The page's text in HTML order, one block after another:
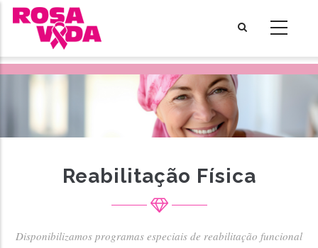
Skip
content
Reabilitação Física
Disponibilizamos programas especiais de reabilitação funcional